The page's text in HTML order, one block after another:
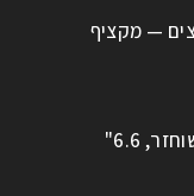
— מקציף
סמסונג Galaxy A42 5G משוחזר, 6.6"